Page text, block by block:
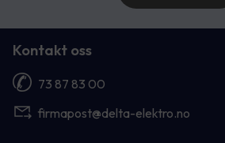
Kontakt oss
73 87 83 00
firmapost@delta-elektro.no